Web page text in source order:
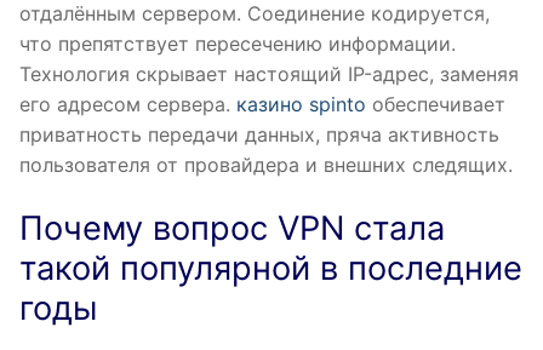
отдалённым сервером. Соединение кодируется,
что препятствует пересечению информации.
Технология скрывает настоящий IP-адрес, заменяя
его адресом сервера. казино spinto обеспечивает
приватность передачи данных, пряча активность
пользователя от провайдера и внешних следящих.
Почему вопрос VPN стала
такой популярной в последние
годы